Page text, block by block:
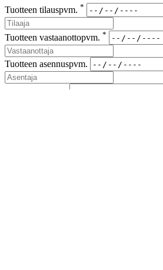
Tuotteen tilauspvm. *
Tuotteen vastaanottopvm. *
Tuotteen asennuspvm.